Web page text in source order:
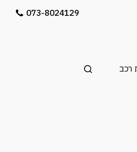
073-8024129
רכב